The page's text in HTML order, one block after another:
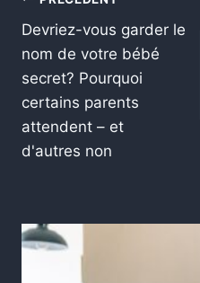
Devriez-vous garder le
nom de votre bébé
secret? Pourquoi
certains parents
attendent – et
d'autres non